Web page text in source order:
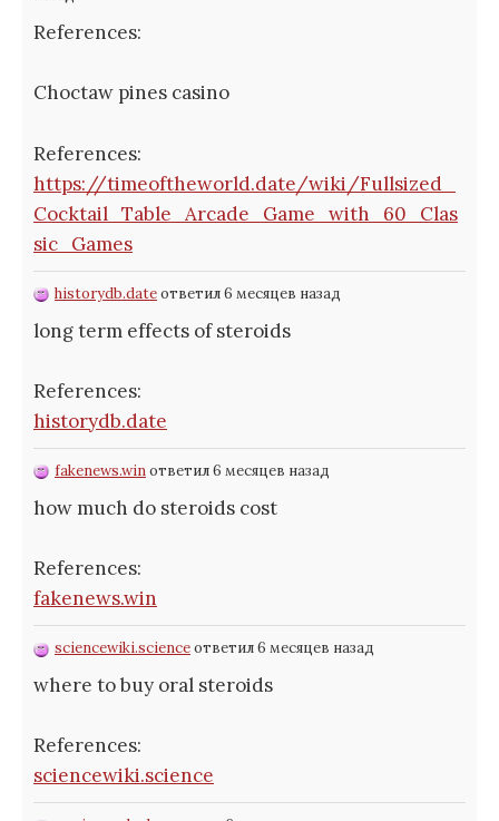
References:
Choctaw pines casino
References:
https://timeoftheworld.date/wiki/Fullsized_
Cocktail_Table_Arcade_Game_with_60_Clas
sic_Games
historydb.dateответил 6 месяцев назад
long term effects of steroids
References:
historydb.date
fakenews.winответил 6 месяцев назад
how much do steroids cost
References:
fakenews.win
sciencewiki.scienceответил 6 месяцев назад
where to buy oral steroids
References:
sciencewiki.science